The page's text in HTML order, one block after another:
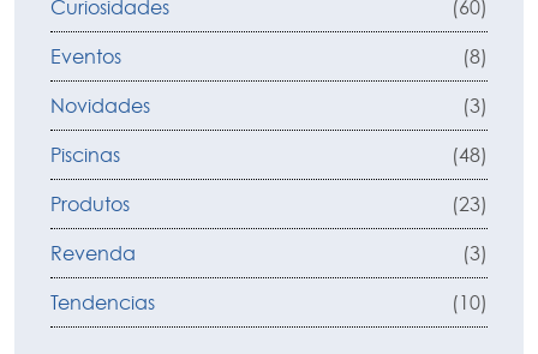
Curiosidades (60)
Eventos (8)
Novidades (3)
Piscinas (48)
Produtos (23)
Revenda (3)
Tendencias (10)